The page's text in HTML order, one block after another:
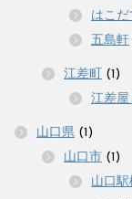
はこ
五島軒
江差町 (1)
江差
山口県 (1)
山口市 (1)
山口駅